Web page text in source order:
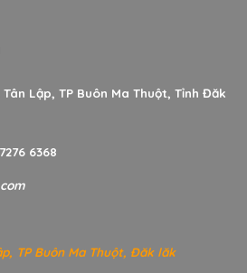
Lập, TP Buôn Ma Thuột, Tỉnh Đăk
6368
TP Buôn Ma Thuột, Đăk lăk